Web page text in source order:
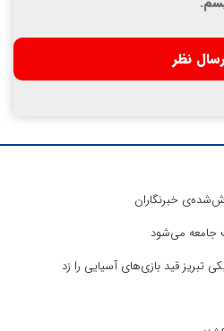
خبرنگاران
جامعه می‌شود
تبریز قید بازی‌های آسیایی را زد